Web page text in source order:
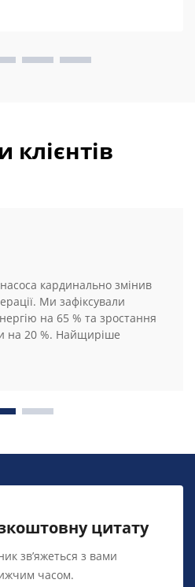
клієнтів
кардинально змінив
Ми зафіксували
на 65 % та зростання
на 20 %. Найщиріше
цитату
зв’яжеться з вами
часом.